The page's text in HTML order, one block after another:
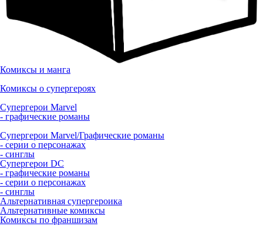
Комиксы и манга
Комиксы о супергероях
Супергерои Marvel
- графические романы
Супергерои Marvel/Графические романы
- серии о персонажах
- синглы
Супергерои DC
- графические романы
- серии о персонажах
- синглы
Альтернативная супергероика
Альтернативные комиксы
Комиксы по франшизам